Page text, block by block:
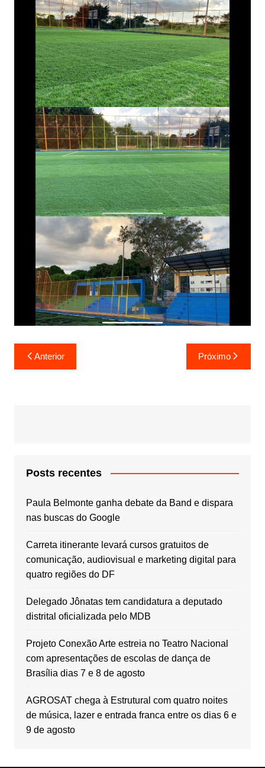
Navegação
de
Anterior Próximo
Posts recentes
Paula Belmonte ganha debate da Band e dispara
nas buscas do Google
Carreta itinerante levará cursos gratuitos de
comunicação, audiovisual e marketing digital para
quatro regiões do DF
Delegado Jônatas tem candidatura a deputado
distrital oficializada pelo MDB
Projeto Conexão Arte estreia no Teatro Nacional
com apresentações de escolas de dança de
Brasília dias 7 e 8 de agosto
AGROSAT chega à Estrutural com quatro noites
de música, lazer e entrada franca entre os dias 6 e
9 de agosto